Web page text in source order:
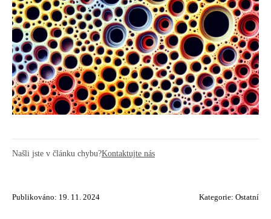
Našli jste v článku chybu?Kontaktujte nás
Publikováno: 19. 11. 2024 Kategorie: Ostatní